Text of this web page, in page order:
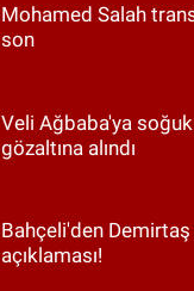
Mohamed Salah
son
Veli Ağbaba'ya
gözaltına alındı
Bahçeli'den Demirtaş
açıklaması!